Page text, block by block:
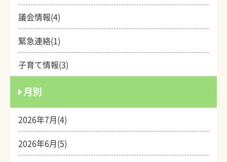
議会情報(4)
緊急連絡(1)
子育て情報(3)
月別
2026年7月(4)
2026年6月(5)